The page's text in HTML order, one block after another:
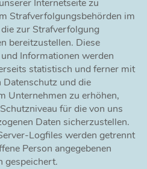
Internetseite zu
Strafverfolgungsbehörden im
zur Strafverfolgung
bereitzustellen. Diese
Informationen werden
statistisch und ferner mit
und die
Unternehmen zu erhöhen,
für die von uns
Daten sicherzustellen.
Logfiles werden getrennt
Person angegebenen
gespeichert.